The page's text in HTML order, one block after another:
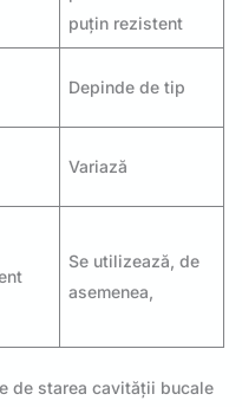
puțin rezistent
Depinde de tip
Variază
Se utilizează, de
asemenea,
de starea cavității bucale